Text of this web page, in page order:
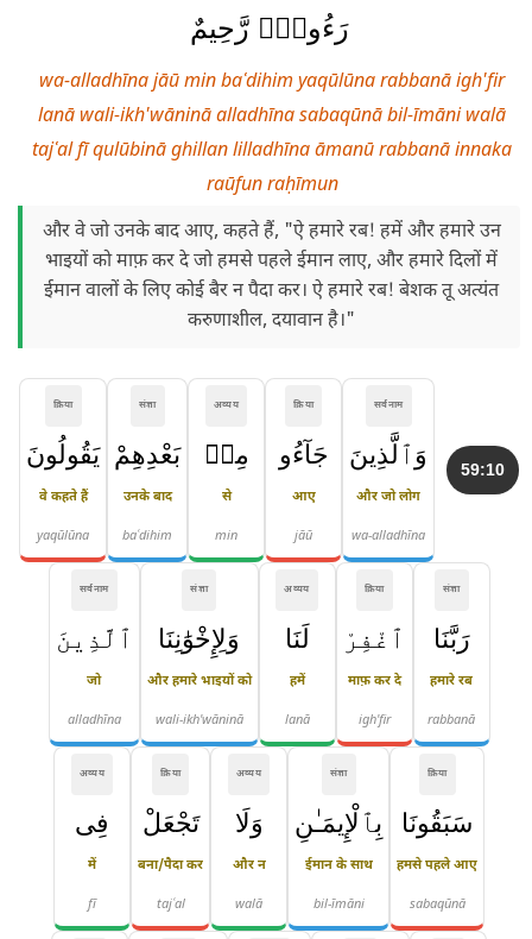
رَءُوفٌۭ رَّحِيمٌ
wa-alladhīna jāū min baʿdihim yaqūlūna rabbanā igh'fir
lanā wali-ikh'wāninā alladhīna sabaqūnā bil-īmāni walā
tajʿal fī qulūbinā ghillan lilladhīna āmanū rabbanā innaka
raūfun raḥīmun
और वे जो उनके बाद आए, कहते हैं, "ऐ हमारे रब! हमें और हमारे उन
भाइयों को माफ़ कर दे जो हमसे पहले ईमान लाए, और हमारे दिलों में
ईमान वालों के लिए कोई बैर न पैदा कर। ऐ हमारे रब! बेशक तू अत्यंत
करुणाशील, दयावान है।"
59:10
सर्वनाम
وَٱلَّذِينَ
और जो लोग
wa-alladhīna
क्रिया
جَآءُو
आए
jāū
अव्यय
مِنۢ
से
min
संज्ञा
بَعْدِهِمْ
उनके बाद
baʿdihim
क्रिया
يَقُولُونَ
वे कहते हैं
yaqūlūna
संज्ञा
رَبَّنَا
हमारे रब
rabbanā
क्रिया
ٱغْفِرْ
माफ़ कर दे
igh'fir
अव्यय
لَنَا
हमें
lanā
संज्ञा
وَلِإِخْوَٰنِنَا
और हमारे भाइयों को
wali-ikh'wāninā
सर्वनाम
ٱلَّذِينَ
जो
alladhīna
क्रिया
سَبَقُونَا
हमसे पहले आए
sabaqūnā
संज्ञा
بِٱلْإِيمَـٰنِ
ईमान के साथ
bil-īmāni
अव्यय
وَلَا
और न
walā
क्रिया
تَجْعَلْ
बना/पैदा कर
tajʿal
अव्यय
فِى
में
fī